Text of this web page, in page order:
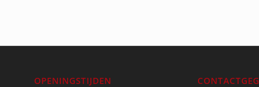
OPENINGSTIJDEN